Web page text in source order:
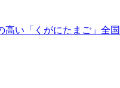
高い「くがにたまご」全国